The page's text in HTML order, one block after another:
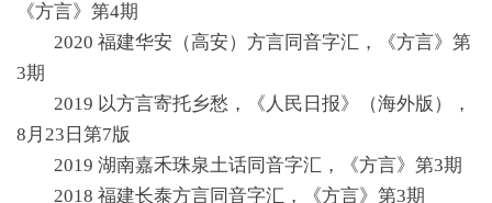
《方言》第4期
2020 福建华安（高安）方言同音字汇，《方言》第
3期
2019 以方言寄托乡愁，《人民日报》（海外版），
8月23日第7版
2019 湖南嘉禾珠泉土话同音字汇，《方言》第3期
2018 福建长泰方言同音字汇，《方言》第3期